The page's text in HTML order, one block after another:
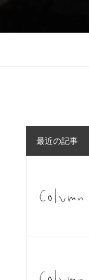
最近の記事